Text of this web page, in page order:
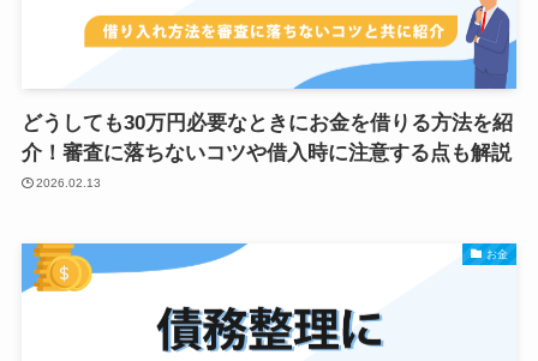
どうしても30万円必要なときにお金を借りる方法を紹
介！審査に落ちないコツや借入時に注意する点も解説
2026.02.13
お金